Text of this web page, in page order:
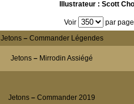
Illustrateur : Scott
Voir par page
Jetons– Commander Légendes
Jetons – Mirrodin Assiégé
Jetons – Commander 2019